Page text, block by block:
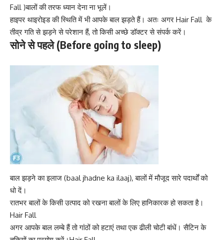
Fall )बालों की तरफ ध्यान देना ना भूलें।
हाइपर थाइरोइड की स्थिति में भी आपके बाल झड़ते हैं। अतः अगर Hair Fall के
तीव्र गति से झड़ने से परेशान हैं, तो किसी अच्छे डॉक्टर से संपर्क करें।
सोने से पहले (Before going to sleep)
बाल झड़ने का इलाज (baal jhadne ka ilaaj), बालों में मौजूद सारे पदार्थों को
धो दें।
रातभर बालों के किसी उत्पाद को रखना बालों के लिए हानिकारक हो सकता है।
Hair Fall
अगर आपके बाल लम्बे हैं तो गांठों को हटाएं तथा एक ढीली चोटी बांधें। सैटिन के